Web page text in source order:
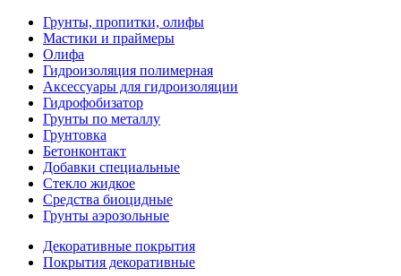
Грунты, пропитки, олифы
Мастики и праймеры
Олифа
Гидроизоляция полимерная
Аксессуары для гидроизоляции
Гидрофобизатор
Грунты по металлу
Грунтовка
Бетонконтакт
Добавки специальные
Стекло жидкое
Средства биоцидные
Грунты аэрозольные
Декоративные покрытия
Покрытия декоративные